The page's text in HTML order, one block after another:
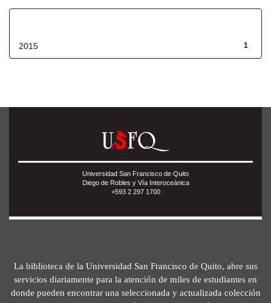
1
2015
Universidad San Francisco de Quito
Diego de Robles y Vía Interoceánica
+593 2 297 1700
La biblioteca de la Universidad San Francisco de Quito, abre sus
servicios diariamente para la atención de miles de estudiantes en
donde pueden encontrar una seleccionada y actualizada colección